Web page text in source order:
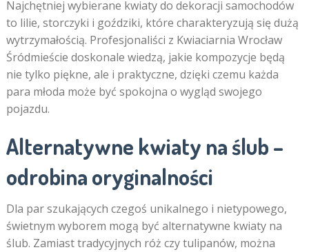
Najchętniej wybierane kwiaty do dekoracji samochodów
to lilie, storczyki i goździki, które charakteryzują się dużą
wytrzymałością. Profesjonaliści z Kwiaciarnia Wrocław
Śródmieście doskonale wiedzą, jakie kompozycje będą
nie tylko piękne, ale i praktyczne, dzięki czemu każda
para młoda może być spokojna o wygląd swojego
pojazdu.
Alternatywne kwiaty na ślub –
odrobina oryginalności
Dla par szukających czegoś unikalnego i nietypowego,
świetnym wyborem mogą być alternatywne kwiaty na
ślub. Zamiast tradycyjnych róż czy tulipanów, można